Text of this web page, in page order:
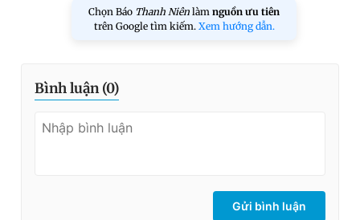
Chọn Báo Thanh Niên làm nguồn ưu tiên
trên Google tìm kiếm. Xem hướng dẫn.
Bình luận (0)
Gửi bình luận